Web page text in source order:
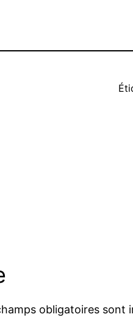
obligatoires sont